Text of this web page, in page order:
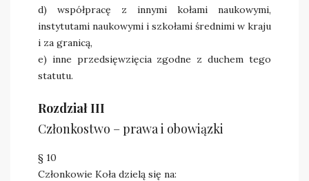
d) współpracę z innymi kołami naukowymi,
instytutami naukowymi i szkołami średnimi w kraju
i za granicą,
e) inne przedsięwzięcia zgodne z duchem tego
statutu.
Rozdział III
Członkostwo – prawa i obowiązki
§ 10
Członkowie Koła dzielą się na: